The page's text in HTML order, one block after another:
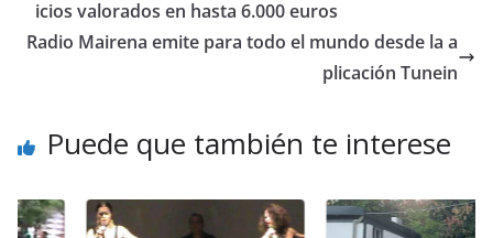
icios valorados en hasta 6.000 euros
Radio Mairena emite para todo el mundo desde la a
plicación Tunein
Puede que también te interese